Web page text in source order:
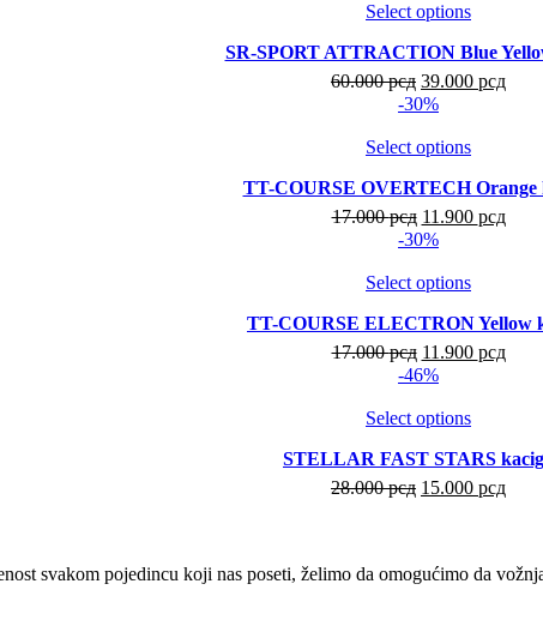
Select options
SR-SPORT ATTRACTION Blue
60.000рсд 39.000 рсд
-30%
Select options
TT-COURSE OVERTECH Orange
17.000рсд 11.900 рсд
-30%
Select options
TT-COURSE ELECTRON Yellow
17.000рсд 11.900 рсд
-46%
Select options
STELLAR FAST STARS
28.000рсд 15.000 рсд
svakom pojedincu koji nas poseti, želimo da omogućimo da